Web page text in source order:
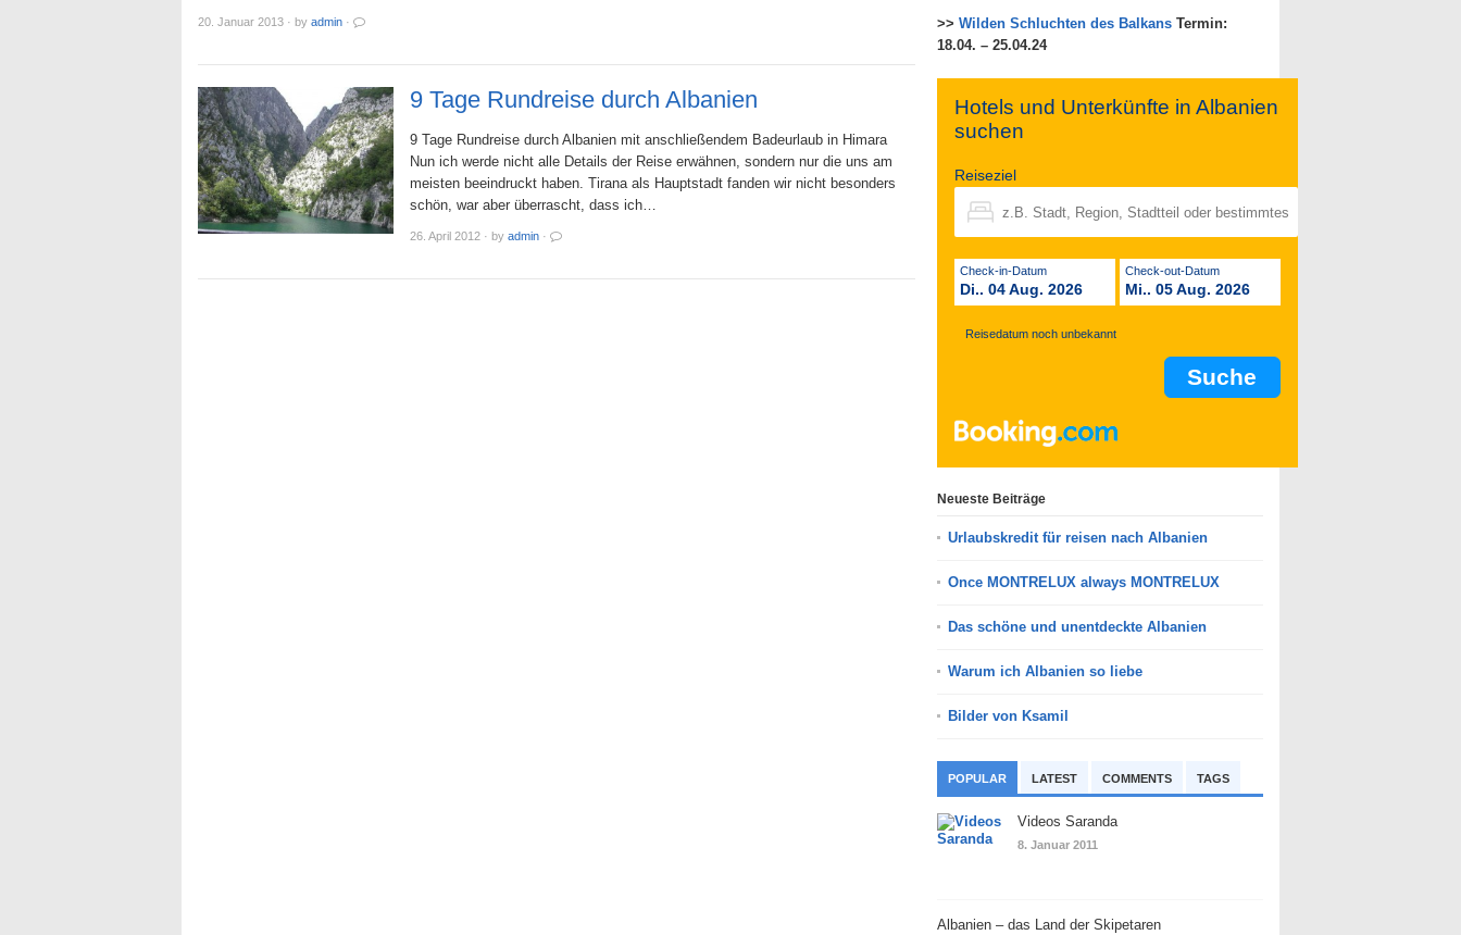
20. Januar 2013 · by admin ·
9 Tage Rundreise durch Albanien
9 Tage Rundreise durch Albanien mit anschließendem Badeurlaub in Himara
Nun ich werde nicht alle Details der Reise erwähnen, sondern nur die uns am
meisten beeindruckt haben. Tirana als Hauptstadt fanden wir nicht besonders
schön, war aber überrascht, dass ich…
26. April 2012 · by admin ·
>> Wilden Schluchten des Balkans Termin:
18.04. – 25.04.24
Hotels und Unterkünfte in Albanien
suchen
Reiseziel
Check-in-Datum
Di.. 04 Aug. 2026
Check-out-Datum
Mi.. 05 Aug. 2026
Reisedatum noch unbekannt
Neueste Beiträge
Urlaubskredit für reisen nach Albanien
Once MONTRELUX always MONTRELUX
Das schöne und unentdeckte Albanien
Warum ich Albanien so liebe
Bilder von Ksamil
POPULAR LATEST COMMENTS TAGS
Videos Saranda
8. Januar 2011
Albanien – das Land der Skipetaren